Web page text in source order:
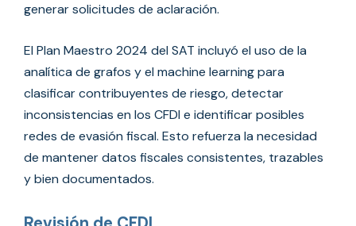
generar solicitudes de aclaración.
El Plan Maestro 2024 del SAT incluyó el uso de la
analítica de grafos y el machine learning para
clasificar contribuyentes de riesgo, detectar
inconsistencias en los CFDI e identificar posibles
redes de evasión fiscal. Esto refuerza la necesidad
de mantener datos fiscales consistentes, trazables
y bien documentados.